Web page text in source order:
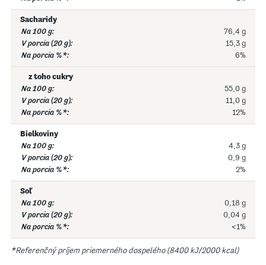
Sacharidy
76,4 g
15,3 g
6%
z toho cukry
55,0 g
11,0 g
12%
Bielkoviny
4,3 g
0,9 g
2%
Soľ
0,18 g
0,04 g
<1%
*Referenčný príjem priemerného dospelého (8400 kJ/2000 kcal)